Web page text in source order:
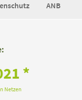
ANB
*
Netzen